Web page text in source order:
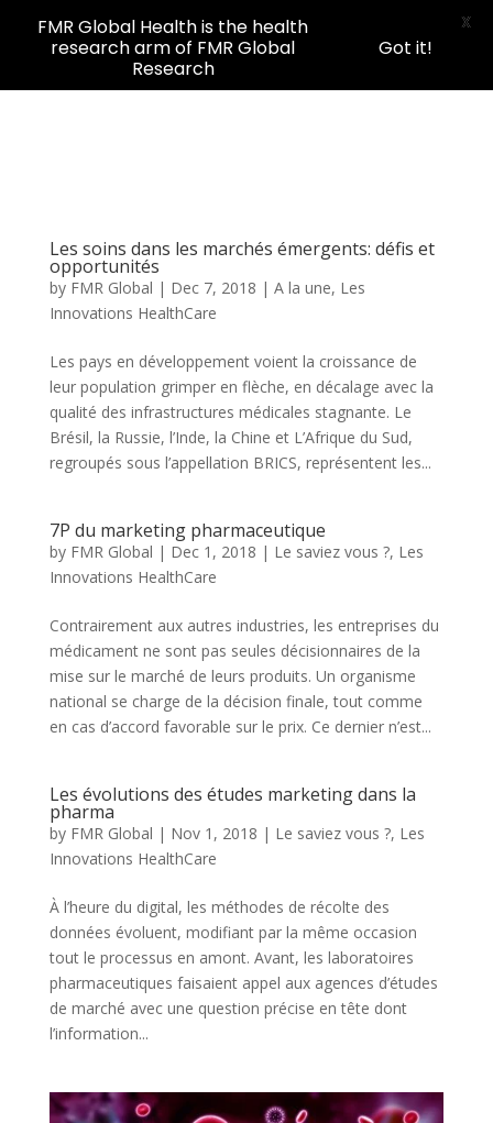
Les soins dans les marchés émergents: défis et
opportunités
by FMR Global | Dec 7, 2018 | A la une, Les
Innovations HealthCare
Les pays en développement voient la croissance de
leur population grimper en flèche, en décalage avec la
qualité des infrastructures médicales stagnante. Le
Brésil, la Russie, l’Inde, la Chine et L’Afrique du Sud,
regroupés sous l’appellation BRICS, représentent les...
7P du marketing pharmaceutique
by FMR Global | Dec 1, 2018 | Le saviez vous ?, Les
Innovations HealthCare
Contrairement aux autres industries, les entreprises du
médicament ne sont pas seules décisionnaires de la
mise sur le marché de leurs produits. Un organisme
national se charge de la décision finale, tout comme
en cas d’accord favorable sur le prix. Ce dernier n’est...
Les évolutions des études marketing dans la
pharma
by FMR Global | Nov 1, 2018 | Le saviez vous ?, Les
Innovations HealthCare
À l’heure du digital, les méthodes de récolte des
données évoluent, modifiant par la même occasion
tout le processus en amont. Avant, les laboratoires
pharmaceutiques faisaient appel aux agences d’études
de marché avec une question précise en tête dont
l’information...
FMR Global Health is the health
research arm of FMR Global
Research
Got it!
X